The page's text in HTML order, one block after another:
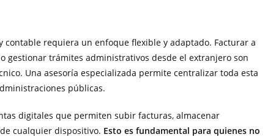
requiera un enfoque flexible y adaptado. Facturar a
gestionar trámites administrativos desde el extranjero son
Una asesoría especializada permite centralizar toda esta
públicas.
digitales que permiten subir facturas, almacenar
cualquier dispositivo. Esto es fundamental para quienes no